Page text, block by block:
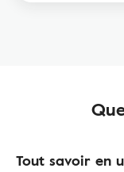
Tout savoir en